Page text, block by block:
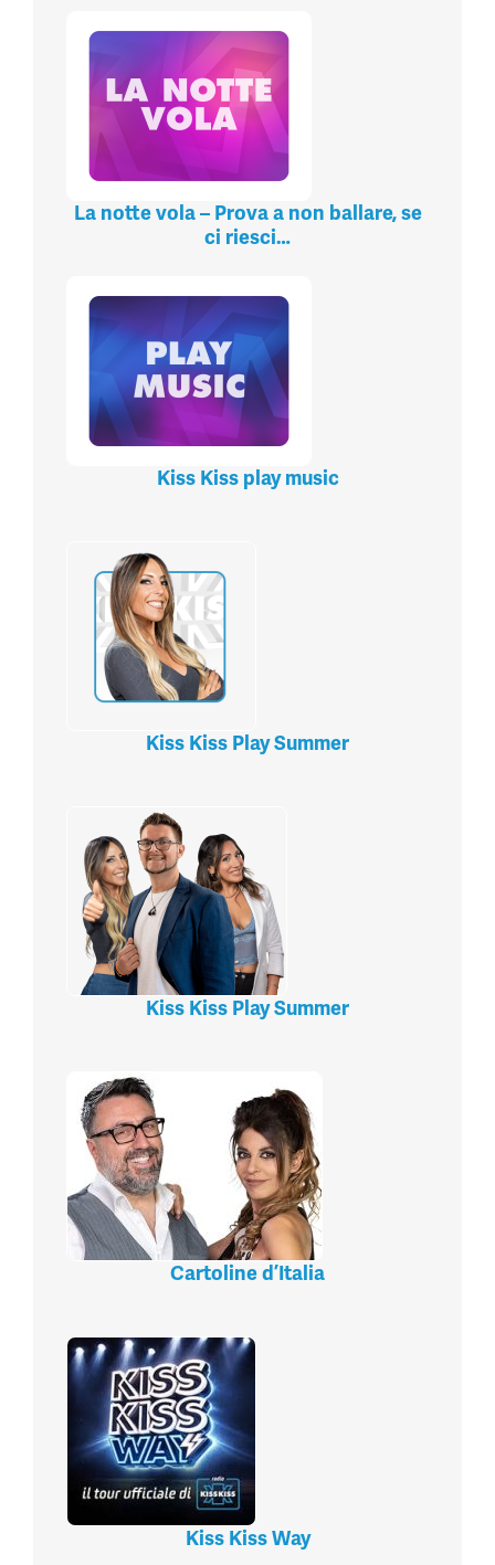
La notte vola – Prova a non ballare, se
ci riesci…
Kiss Kiss play music
Kiss Kiss Play Summer
Kiss Kiss Play Summer
Cartoline d’Italia
Kiss Kiss Way